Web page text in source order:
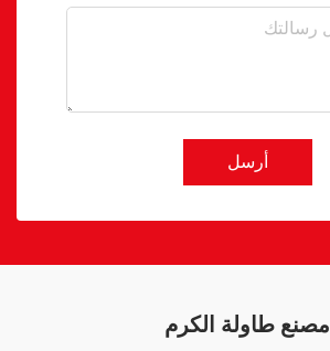
أرسل
مصنع طاولة الكرم